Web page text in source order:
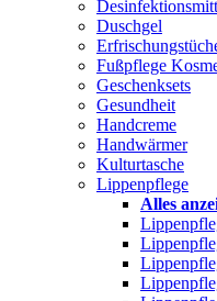
Duschgel
Fußpflege
Geschenksets
Gesundheit
Handcreme
Handwärmer
Kulturtasche
Lippenpflege
Alles